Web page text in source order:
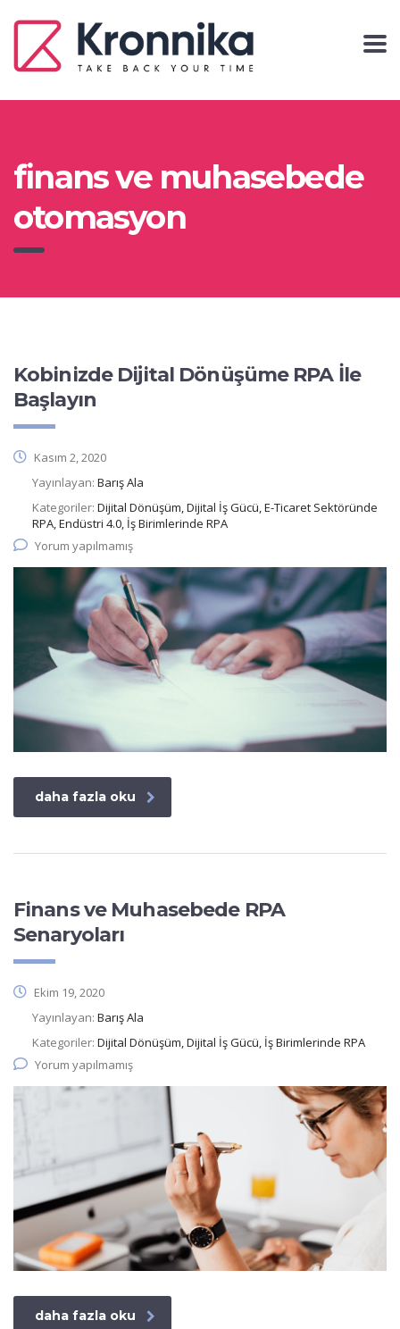
finans ve muhasebede
otomasyon
Kobinizde Dijital Dönüşüme RPA İle
Başlayın
Kasım 2, 2020
Yayınlayan: Barış Ala
Kategoriler: Dijital Dönüşüm, Dijital İş Gücü, E-Ticaret Sektöründe
RPA, Endüstri 4.0, İş Birimlerinde RPA
Yorum yapılmamış
daha fazla oku
Finans ve Muhasebede RPA
Senaryoları
Ekim 19, 2020
Yayınlayan: Barış Ala
Kategoriler: Dijital Dönüşüm, Dijital İş Gücü, İş Birimlerinde RPA
Yorum yapılmamış
daha fazla oku